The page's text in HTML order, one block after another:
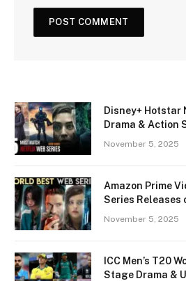
Disney+ Hotstar
Drama & Action
November 5, 2025
Amazon Prime
Series Releases
November 5, 2025
ICC Men’s T20
Stage Drama &